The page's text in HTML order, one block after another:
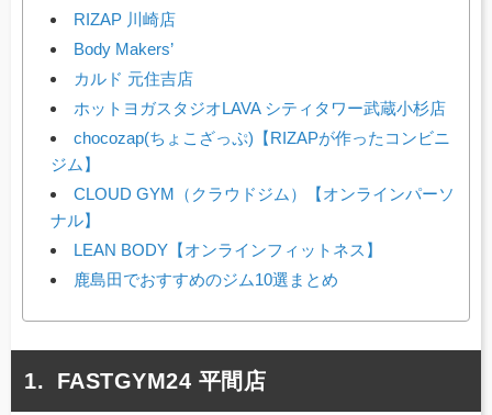
RIZAP 川崎店
Body Makers’
カルド 元住吉店
ホットヨガスタジオLAVA シティタワー武蔵小杉店
chocozap(ちょこざっぷ)【RIZAPが作ったコンビニ
ジム】
CLOUD GYM（クラウドジム）【オンラインパーソ
ナル】
LEAN BODY【オンラインフィットネス】
鹿島田でおすすめのジム10選まとめ
FASTGYM24 平間店